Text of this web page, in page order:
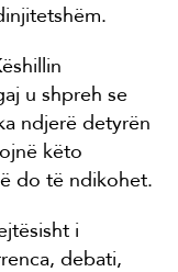
u shpreh se
ndjerë detyrën
këto
do të ndikohet.
i
debati,